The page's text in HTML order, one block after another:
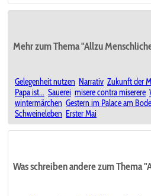
Mehr zum Thema "Allzu
Gelegenheit nutzen Narrativ Zukunft der
Papa ist... Sauerei misere contra miserere
wintermärchen Gestern im Palace am
Schweineleben Erster Mai
Was schreiben andere zum Thema